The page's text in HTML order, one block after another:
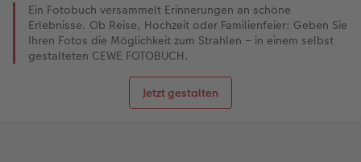
Ein Fotobuch versammelt Erinnerungen an schöne
Erlebnisse. Ob Reise, Hochzeit oder Familienfeier: Geben Sie
Ihren Fotos die Möglichkeit zum Strahlen – in einem selbst
gestalteten CEWE FOTOBUCH.
Jetzt gestalten